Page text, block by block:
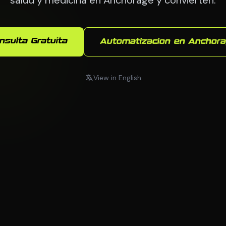
Gratuita Automatizacion en
View in English